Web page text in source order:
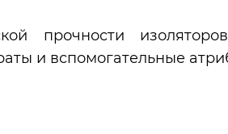
прочности
и вспомогательные